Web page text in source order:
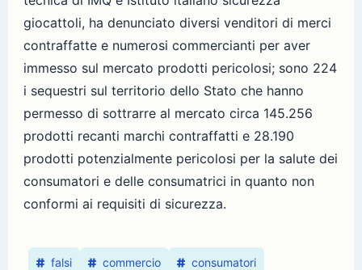
giocattoli, ha denunciato diversi venditori di merci
contraffatte e numerosi commercianti per aver
immesso sul mercato prodotti pericolosi; sono 224
i sequestri sul territorio dello Stato che hanno
permesso di sottrarre al mercato circa 145.256
prodotti recanti marchi contraffatti e 28.190
prodotti potenzialmente pericolosi per la salute dei
consumatori e delle consumatrici in quanto non
conformi ai requisiti di sicurezza.
falsi commercio consumatori